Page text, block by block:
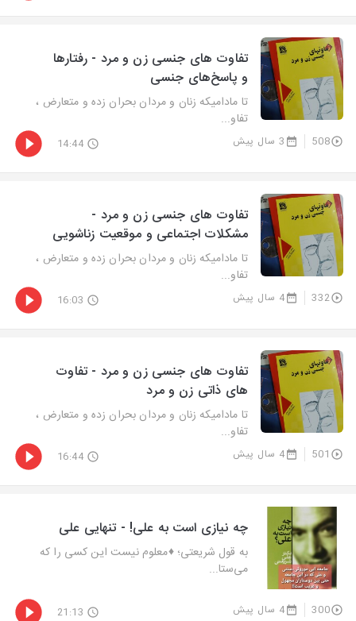
تفاوت های جنسی زن و مرد - رفتارها
و پاسخ‌های جنسی
تا مادامیکه زنان و مردان بحران زده و متعارض ،
تفاو...
508 3 سال پیش 14:44
تفاوت های جنسی زن و مرد -
مشکلات اجتماعی و موقعیت زناشویی
تا مادامیکه زنان و مردان بحران زده و متعارض ،
تفاو...
332 4 سال پیش 16:03
تفاوت های جنسی زن و مرد - تفاوت
های ذاتی زن و مرد
تا مادامیکه زنان و مردان بحران زده و متعارض ،
تفاو...
501 4 سال پیش 16:44
چه نیازی است به علی! - تنهایی علی
به قول شریعتی؛ ♦️معلوم نیست این کسی را که
می‌ستا...
300 4 سال پیش 21:13